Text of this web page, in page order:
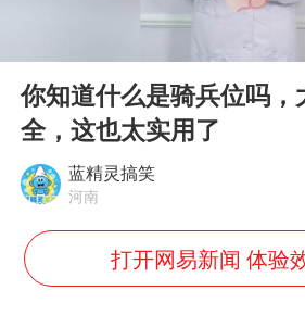
看守所辅警
多地要求领
台风白海豚
宇树科技发
首次证实！“
Play
你知道什么是骑兵位吗，
全，这也太实用了
蓝精灵搞笑
河南
打开网易新闻 体验